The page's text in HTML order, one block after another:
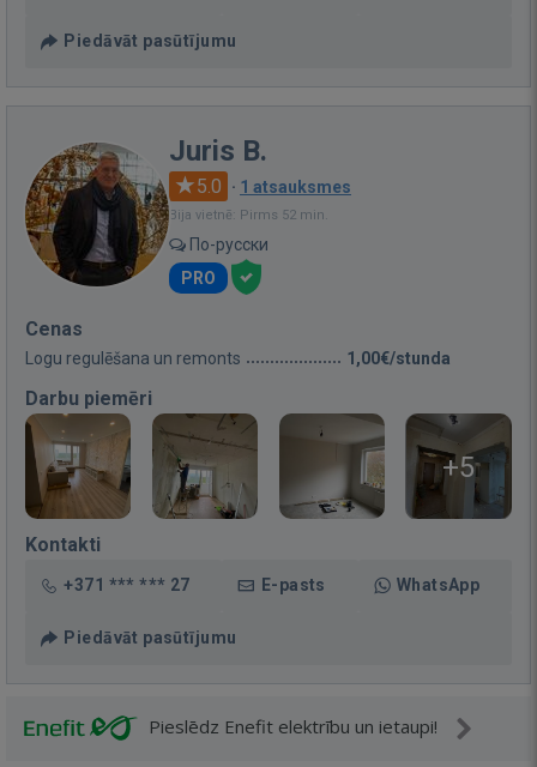
Piedāvāt pasūtījumu
Juris B.
5.0 · 1 atsauksmes
Bija vietnē: Pirms 52 min.
По-русски
PRO
Cenas
Logu regulēšana un remonts 1,00€/stunda
Darbu piemēri
+5
Kontakti
+371 *** *** 27 E-pasts WhatsApp
Piedāvāt pasūtījumu
Pieslēdz Enefit elektrību un ietaupi!